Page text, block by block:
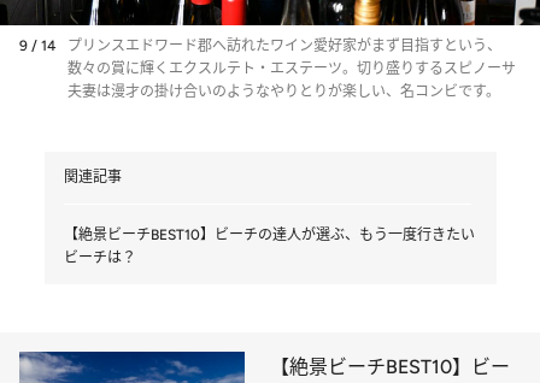
9 / 14
プリンスエドワード郡へ訪れたワイン愛好家がまず目指すという、
数々の賞に輝くエクスルテト・エステーツ。切り盛りするスピノーサ
夫妻は漫才の掛け合いのようなやりとりが楽しい、名コンビです。
関連記事
【絶景ビーチBEST10】ビーチの達人が選ぶ、もう一度行きたい
ビーチは？
【絶景ビーチBEST10】ビー